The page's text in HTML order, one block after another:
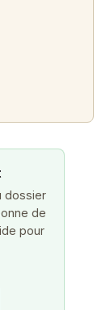
dossier
de
pour